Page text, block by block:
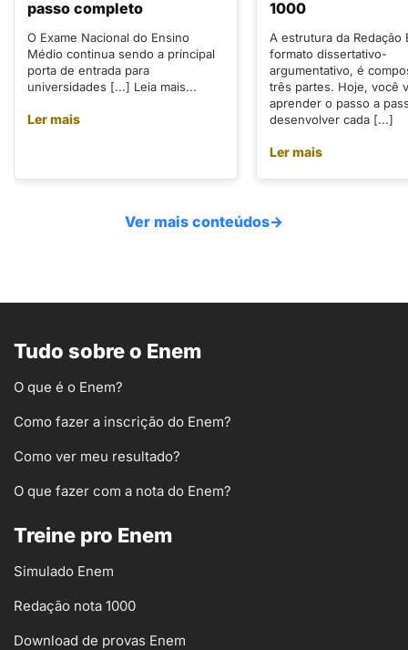
passo completo
O Exame Nacional do Ensino
Médio continua sendo a principal
porta de entrada para
universidades [...] Leia mais...
Ler mais
1000
A estrutura da Redação
formato dissertativo-
argumentativo, é
três partes. Hoje, você
aprender o passo a
desenvolver cada [...]
Ler mais
Ver mais conteúdos→
Tudo sobre o Enem
O que é o Enem?
Como fazer a inscrição do Enem?
Como ver meu resultado?
O que fazer com a nota do Enem?
Treine pro Enem
Simulado Enem
Redação nota 1000
Download de provas Enem